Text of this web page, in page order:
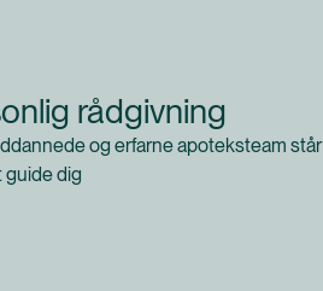
rådgivning
og erfarne apoteksteam står
guide dig